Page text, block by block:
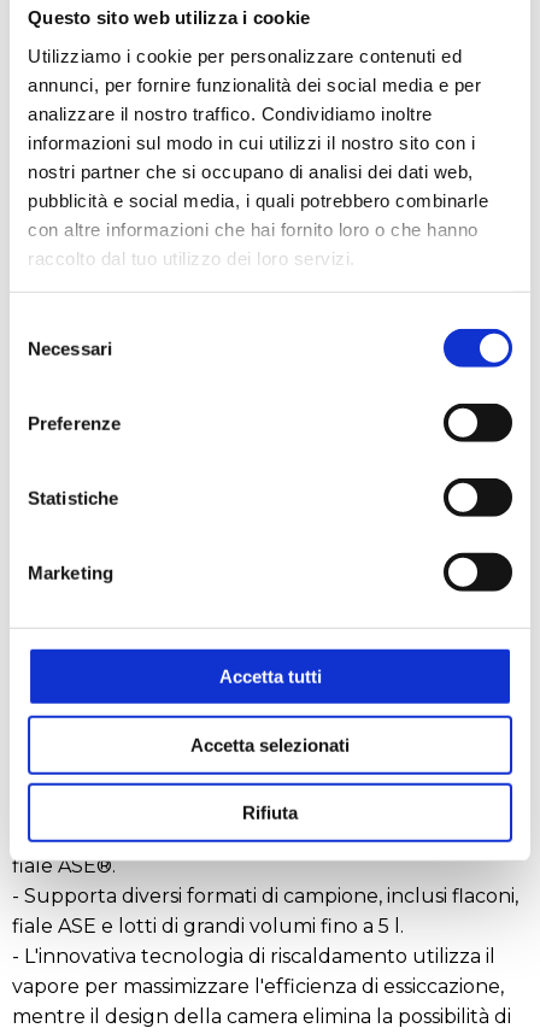
Questo sito web utilizza i cookie
Utilizziamo i cookie per personalizzare contenuti ed
annunci, per fornire funzionalità dei social media e per
analizzare il nostro traffico. Condividiamo inoltre
informazioni sul modo in cui utilizzi il nostro sito con i
nostri partner che si occupano di analisi dei dati web,
pubblicità e social media, i quali potrebbero combinarle
con altre informazioni che hai fornito loro o che hanno
raccolto dal tuo utilizzo dei loro servizi.
delNecessari
Preferenze
Statistiche
Marketing
Accetta tutti
Accetta selezionati
Rifiuta
Temperatura min/max del refrigerante da -20 ºC a
+40 ºC
Alimentazione 230V 50Hz Consumo 1500A
RICHIEDI UN PREVENTIVO
Scarica
SCARICARE LA BROCHURE
- Design compatto: Rocket Synergy 2 sostituisce
diversi evaporatori di solvente, liberando prezioso
spazio in laboratorio.
anti-bumping Dri-Pure® elimina la formazione di
- Le provette Flip-Flop™ e SampleGenie™
consentono di concentrare o essiccare i campioni
direttamente nelle fiale di stoccaggio o negli
autocampionatori, aumentando il recupero del
campione e migliorando la riproducibilità inter-
campione.
- Essicca o concentra fino a sei flaconi, ciascuno
contenente un massimo di 450 ml di solvente, o 18
fiale ASE®.
- Supporta diversi formati di campione, inclusi flaconi,
fiale ASE e lotti di grandi volumi fino a 5 l.
- L'innovativa tecnologia di riscaldamento utilizza il
vapore per massimizzare l'efficienza di essiccazione,
mentre il design della camera elimina la possibilità di